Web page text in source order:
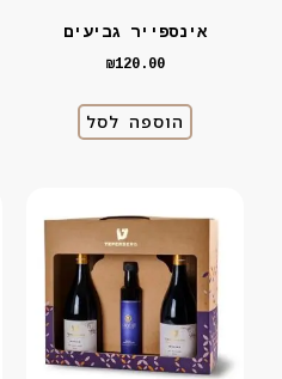
אינספייר גביעים
₪
הוספה לסל